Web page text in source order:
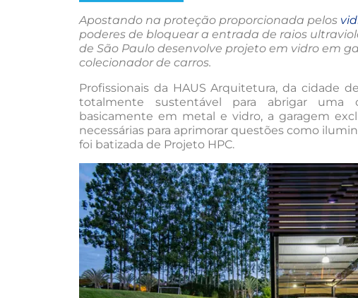
Apostando na proteção proporcionada pelos
poderes de bloquear a entrada de raios
de São Paulo desenvolve projeto em vidro em
colecionador de carros.
Profissionais da HAUS Arquitetura, da cidade
totalmente sustentável para abrigar uma
basicamente em metal e vidro, a garagem
necessárias para aprimorar questões como
foi batizada de Projeto HPC.